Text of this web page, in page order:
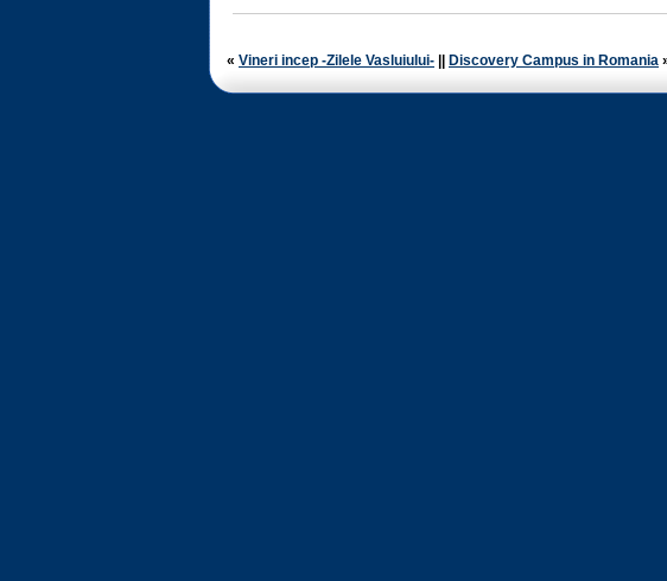
« Vineri incep -Zilele Vasluiului- Discovery Campus in Romania